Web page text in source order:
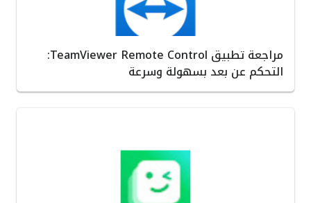
مراجعة تطبيق TeamViewer Remote Control:
التحكم عن بعد بسهولة وسرعة